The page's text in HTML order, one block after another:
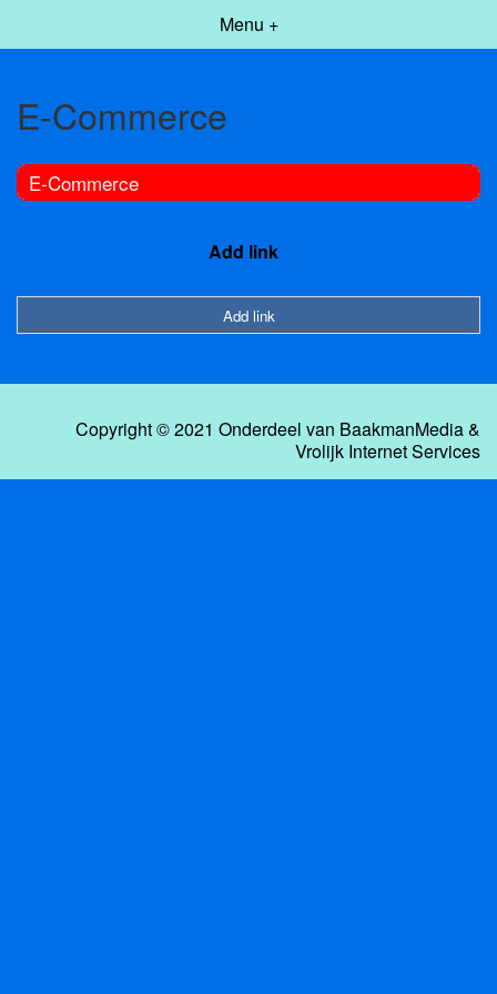
Menu +
E-Commerce
E-Commerce
Add link
Add link
Copyright © 2021 Onderdeel van BaakmanMedia&
Vrolijk Internet Services